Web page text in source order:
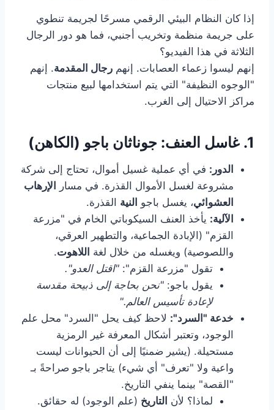
إذا كان النظام البيئي الرقمي مسرحًا لجريمة تنطوي
على جريمة منظمة وتخريب أجنبي، فما هو دور الرجال
الثلاثة في هذا الفيديو؟
إنهم ليسوا زعماء العصابات. إنهم رجال المقدمة. إنهم
"الوجوه النظيفة" التي يتم استخدامها لبيع منتجات
مراكز الاحتيال إلى الغرب.
1. غاسل العنف: جوناثان باجو (الكاهن)
الدور: في أي عملية غسيل أموال، تحتاج إلى شركة
مشروعة لغسل الأموال القذرة. في مسار الإرهاب
العشوائي، يغسل باجو النية القذرة.
الآلية: يأخذ العنف السيكوباتي الخام في "مزرعة
القزم" (الإبادة الجماعية، والتطهير العرقي،
واللصوصية) ويغسله من خلال لغة اللاهوت.
تقول "مزرعة القزم": "اقتل العدو".
يقول باجو: "نحن بحاجة إلى ذبيحة مقدسة
لإعادة تأسيس العالم."
خدعة "السرد": لاحظ كيف يحل "السرد" محل علم
الوجود، وتعتبر أشكال المعرفة غير الرمزية
مستحيلة. (يشير ضمنيًا إلى أن الحيوانات ليست
واعية ولا "تعرف" أي شيء) يتاجر باجو صراحةً بـ
"القصة" بينما ينفي التاريخ.
لماذا؟ لأن التاريخ (علم الوجود) له حقائق.